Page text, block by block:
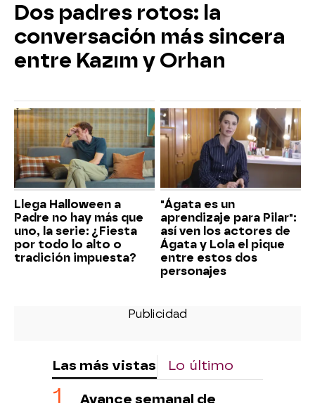
Dos padres rotos: la
conversación más sincera
entre Kazım y Orhan
Llega Halloween a
Padre no hay más que
uno, la serie: ¿Fiesta
por todo lo alto o
tradición impuesta?
"Ágata es un
aprendizaje para Pilar":
así ven los actores de
Ágata y Lola el pique
entre estos dos
personajes
Las más vistas Lo último
Avance semanal de